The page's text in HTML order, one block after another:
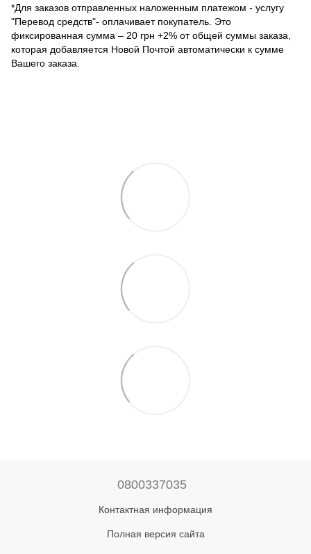
*Для заказов отправленных наложенным платежом - услугу
"Перевод средств"- оплачивает покупатель. Это
фиксированная сумма – 20 грн +2% от общей суммы заказа,
которая добавляется Новой Почтой автоматически к сумме
Вашего заказа.
0800337035
Контактная информация
Полная версия сайта